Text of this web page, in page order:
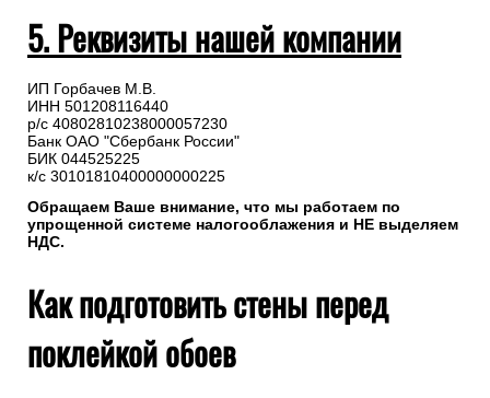
5. Реквизиты нашей компании
ИП Горбачев М.В.
ИНН 501208116440
р/с 40802810238000057230
Банк ОАО "Сбербанк России"
БИК 044525225
к/с 30101810400000000225
Обращаем Ваше внимание, что мы работаем по
упрощенной системе налогооблажения и НЕ выделяем
НДС.
Как подготовить стены перед
поклейкой обоев